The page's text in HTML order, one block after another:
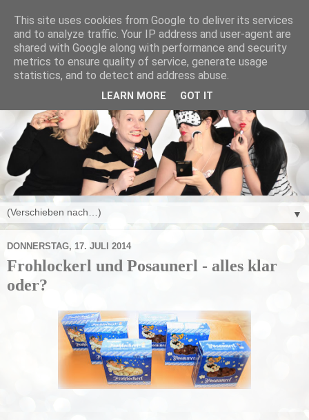
▼
DONNERSTAG, 17. JULI 2014
Frohlockerl und Posaunerl - alles klar
oder?
This site uses cookies from Google to deliver its services
and to analyze traffic. Your IP address and user-agent are
shared with Google along with performance and security
metrics to ensure quality of service, generate usage
statistics, and to detect and address abuse.
LEARN MORE GOT IT